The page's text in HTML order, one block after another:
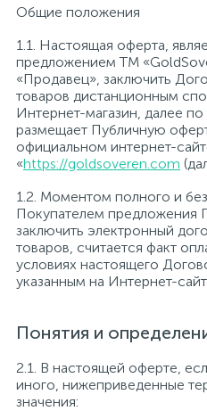
Общие положения
1.1. Настоящая оферта,
предложением ТМ
«Продавец», заключить
товаров дистанционным
Интернет-магазин, далее
размещает Публичную
официальном интернет-
«https://goldsoveren.com
1.2. Моментом полного и
Покупателем предложения
заключить электронный
товаров, считается факт
условиях настоящего
указанным на Интернет-
Понятия и
2.1. В настоящей оферте,
иного, нижеприведенные
значения:
Оптовым покупателям
Дропшиппинг
Новые поступления
Контакты
О нас
Оплата и доставка
Серебряные подвески
Серебряные
Серебряные шармы
Серебряные колье
Серебряные цепочки
Серебряные
Серебряные
Золотые кольца
Золотые колье
Золотые подвески
Золотые серьги
Золотые цепи